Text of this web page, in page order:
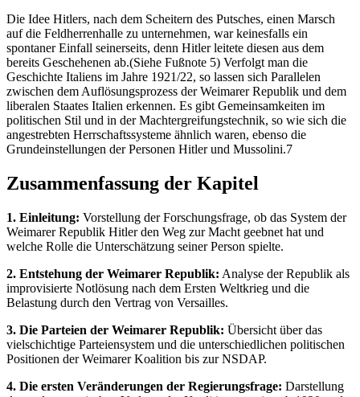
Die Idee Hitlers, nach dem Scheitern des Putsches, einen Marsch
auf die Feldherrenhalle zu unternehmen, war keinesfalls ein
spontaner Einfall seinerseits, denn Hitler leitete diesen aus dem
bereits Geschehenen ab.(Siehe Fußnote 5) Verfolgt man die
Geschichte Italiens im Jahre 1921/22, so lassen sich Parallelen
zwischen dem Auflösungsprozess der Weimarer Republik und dem
liberalen Staates Italien erkennen. Es gibt Gemeinsamkeiten im
politischen Stil und in der Machtergreifungstechnik, so wie sich die
angestrebten Herrschaftssysteme ähnlich waren, ebenso die
Grundeinstellungen der Personen Hitler und Mussolini.7
Zusammenfassung der Kapitel
1. Einleitung: Vorstellung der Forschungsfrage, ob das System der
Weimarer Republik Hitler den Weg zur Macht geebnet hat und
welche Rolle die Unterschätzung seiner Person spielte.
2. Entstehung der Weimarer Republik: Analyse der Republik als
improvisierte Notlösung nach dem Ersten Weltkrieg und die
Belastung durch den Vertrag von Versailles.
3. Die Parteien der Weimarer Republik: Übersicht über das
vielschichtige Parteiensystem und die unterschiedlichen politischen
Positionen der Weimarer Koalition bis zur NSDAP.
4. Die ersten Veränderungen der Regierungsfrage: Darstellung